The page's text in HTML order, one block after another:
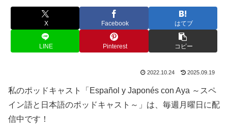
X Facebook はてブ
LINE Pinterest コピー
2022.10.24 2025.09.19
私のポッドキャスト「Español y Japonés con Aya ～スペ
イン語と日本語のポッドキャスト～」は、毎週月曜日に配
信中です！